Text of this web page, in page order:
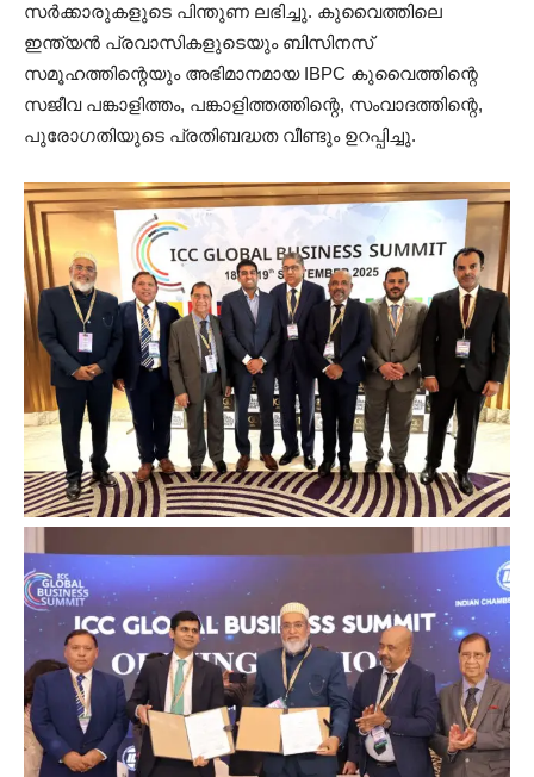
സർക്കാരുകളുടെ പിന്തുണ ലഭിച്ചു. കുവൈത്തിലെ
ഇന്ത്യൻ പ്രവാസികളുടെയും ബിസിനസ്
സമൂഹത്തിന്റെയും അഭിമാനമായ IBPC കുവൈത്തിന്റെ
സജീവ പങ്കാളിത്തം, പങ്കാളിത്തത്തിന്റെ, സംവാദത്തിന്റെ,
പുരോഗതിയുടെ പ്രതിബദ്ധത വീണ്ടും ഉറപ്പിച്ചു.